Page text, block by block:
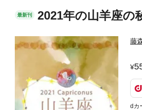
最新刊 2021年の山羊座の
藤
dカ